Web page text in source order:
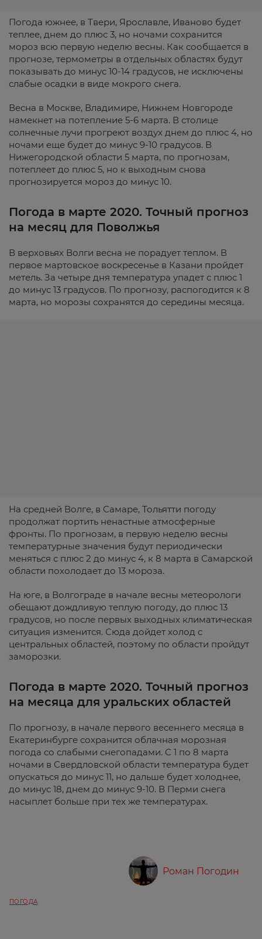
Погода южнее, в Твери, Ярославле, Иваново будет
теплее, днем до плюс 3, но ночами сохранится
мороз всю первую неделю весны. Как сообщается в
прогнозе, термометры в отдельных областях будут
показывать до минус 10-14 градусов, не исключены
слабые осадки в виде мокрого снега.
Весна в Москве, Владимире, Нижнем Новгороде
намекнет на потепление 5-6 марта. В столице
солнечные лучи прогреют воздух днем до плюс 4, но
ночами еще будет до минус 9-10 градусов. В
Нижегородской области 5 марта, по прогнозам,
потеплеет до плюс 5, но к выходным снова
прогнозируется мороз до минус 10.
Погода в марте 2020. Точный прогноз
на месяц для Поволжья
В верховьях Волги весна не порадует теплом. В
первое мартовское воскресенье в Казани пройдет
метель. За четыре дня температура упадет с плюс 1
до минус 13 градусов. По прогнозу, распогодится к 8
марта, но морозы сохранятся до середины месяца.
На средней Волге, в Самаре, Тольятти погоду
продолжат портить ненастные атмосферные
фронты. По прогнозам, в первую неделю весны
температурные значения будут периодически
меняться с плюс 2 до минус 4, к 8 марта в Самарской
области похолодает до 13 мороза.
На юге, в Волгограде в начале весны метеорологи
обещают дождливую теплую погоду, до плюс 13
градусов, но после первых выходных климатическая
ситуация изменится. Сюда дойдет холод с
центральных областей, поэтому по области пройдут
заморозки.
Погода в марте 2020. Точный прогноз
на месяца для уральских областей
По прогнозу, в начале первого весеннего месяца в
Екатеринбурге сохранится облачная морозная
погода со слабыми снегопадами. С 1 по 8 марта
ночами в Свердловской области температура будет
опускаться до минус 11, но дальше будет холоднее,
до минус 18, днем до минус 9-10. В Перми снега
насыплет больше при тех же температурах.
Роман Погодин
ПОГОДА